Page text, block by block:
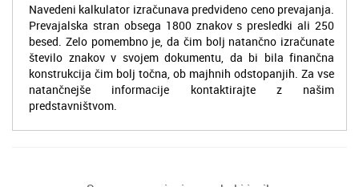
Navedeni kalkulator izračunava predvideno ceno prevajanja.
Prevajalska stran obsega 1800 znakov s presledki ali 250
besed. Zelo pomembno je, da čim bolj natančno izračunate
število znakov v svojem dokumentu, da bi bila finančna
konstrukcija čim bolj točna, ob majhnih odstopanjih. Za vse
natančnejše informacije kontaktirajte z našim
predstavništvom.